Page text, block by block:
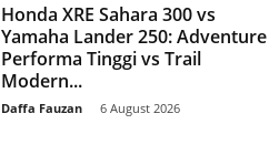
Honda XRE Sahara 300 vs
Yamaha Lander 250: Adventure
Performa Tinggi vs Trail
Modern...
Daffa Fauzan 6 August 2026